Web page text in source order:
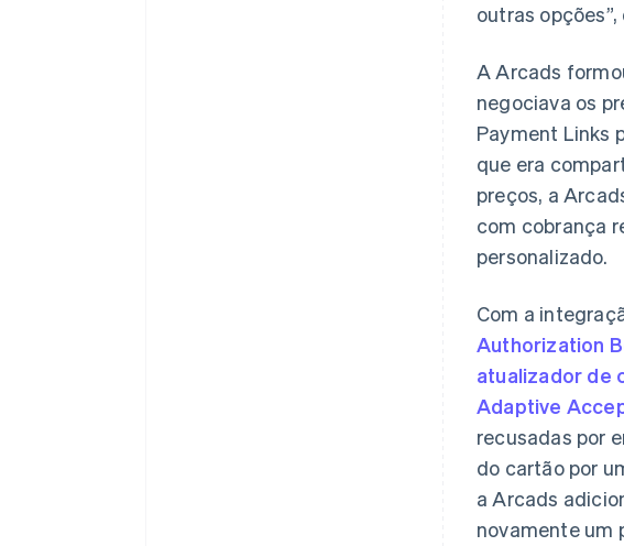
outras opções”,
A Arcads
negociava os
Payment Links
que era
preços, a
com cobrança
personalizado.
Com a
Authorization
atualizador de
Adaptive
recusadas por
do cartão por
a Arcads
novamente um